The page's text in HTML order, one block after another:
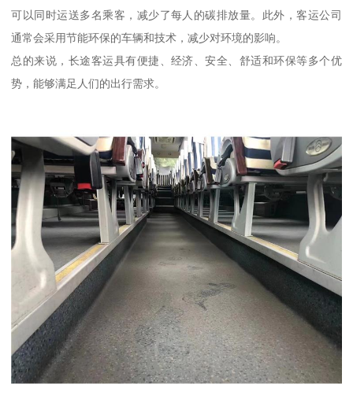
可以同时运送多名乘客，减少了每人的碳排放量。此外，客运公司
通常会采用节能环保的车辆和技术，减少对环境的影响。
总的来说，长途客运具有便捷、经济、安全、舒适和环保等多个优
势，能够满足人们的出行需求。